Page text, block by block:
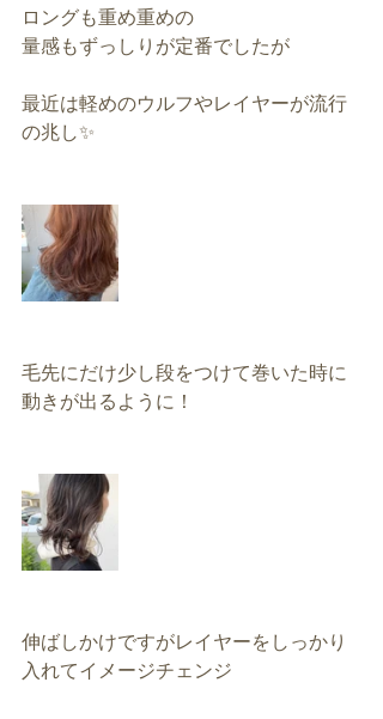
ロングも重め重めの
量感もずっしりが定番でしたが
最近は軽めのウルフやレイヤーが流行
の兆し✨
毛先にだけ少し段をつけて巻いた時に
動きが出るように！
伸ばしかけですがレイヤーをしっかり
入れてイメージチェンジ